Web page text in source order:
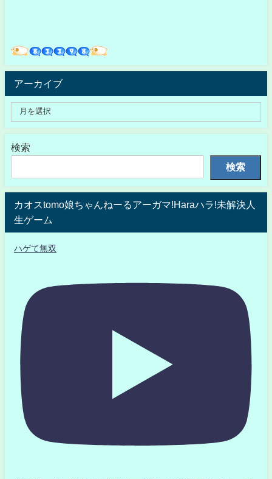
アーカイブ
検索
検索
カオスtomo娘ちゃんねーるアーガマ!Haraハラ!未解決人
生ゲーム
ハゲて無双